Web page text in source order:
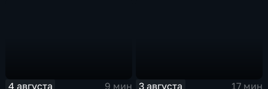
4 августа 9 мин 3 августа 17 мин